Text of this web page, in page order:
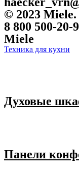
© 2023
8 800 500-20-
Miele
Техника для кухни
Духовые
Панели